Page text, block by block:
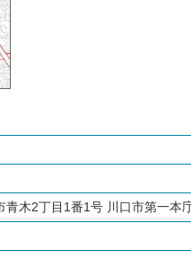
青木2丁目1番1号 川口市第一本